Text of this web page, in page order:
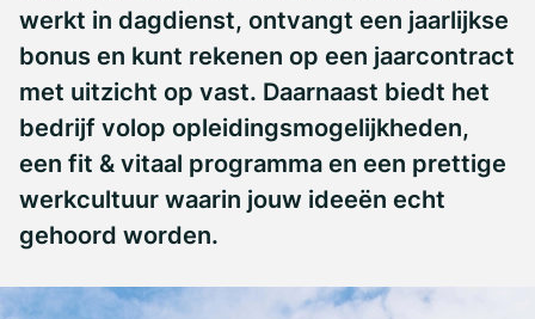
werkt in dagdienst, ontvangt een jaarlijkse
bonus en kunt rekenen op een jaarcontract
met uitzicht op vast. Daarnaast biedt het
bedrijf volop opleidingsmogelijkheden,
een fit & vitaal programma en een prettige
werkcultuur waarin jouw ideeën echt
gehoord worden.